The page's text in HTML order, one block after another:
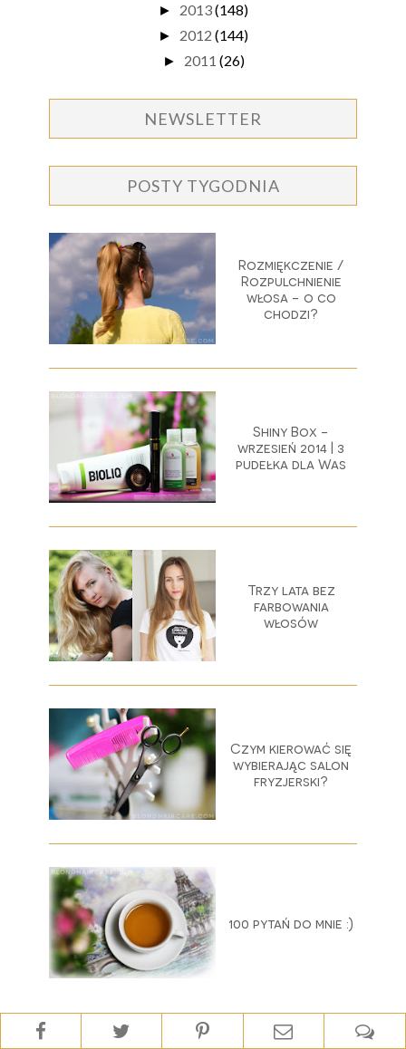
► 2013(148)
► 2012 (144)
► 2011 (26)
NEWSLETTER
POSTY TYGODNIA
Rozmiękczenie /
Rozpulchnienie
włosa - o co
chodzi?
Shiny Box -
wrzesień 2014 | 3
pudełka dla Was
Trzy lata bez
farbowania
włosów
Czym kierować się
wybierając salon
fryzjerski?
100 pytań do mnie :)
FACEBOOK | 23.300